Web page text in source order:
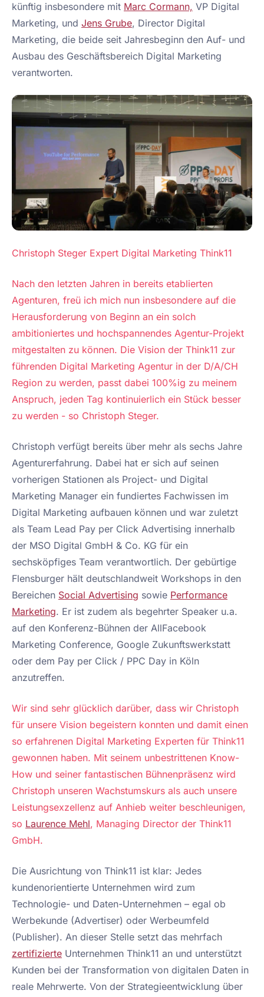
künftig insbesondere mit Marc Cormann, VP Digital
Marketing, und Jens Grube, Director Digital
Marketing, die beide seit Jahresbeginn den Auf- und
Ausbau des Geschäftsbereich Digital Marketing
verantworten.
Christoph Steger Expert Digital Marketing Think11
Nach den letzten Jahren in bereits etablierten
Agenturen, freü ich mich nun insbesondere auf die
Herausforderung von Beginn an ein solch
ambitioniertes und hochspannendes Agentur-Projekt
mitgestalten zu können. Die Vision der Think11 zur
führenden Digital Marketing Agentur in der D/A/CH
Region zu werden, passt dabei 100%ig zu meinem
Anspruch, jeden Tag kontinuierlich ein Stück besser
zu werden - so Christoph Steger.
Christoph verfügt bereits über mehr als sechs Jahre
Agenturerfahrung. Dabei hat er sich auf seinen
vorherigen Stationen als Project- und Digital
Marketing Manager ein fundiertes Fachwissen im
Digital Marketing aufbauen können und war zuletzt
als Team Lead Pay per Click Advertising innerhalb
der MSO Digital GmbH & Co. KG für ein
sechsköpfiges Team verantwortlich. Der gebürtige
Flensburger hält deutschlandweit Workshops in den
Bereichen Social Advertising sowie Performance
Marketing. Er ist zudem als begehrter Speaker u.a.
auf den Konferenz-Bühnen der AllFacebook
Marketing Conference, Google Zukunftswerkstatt
oder dem Pay per Click / PPC Day in Köln
anzutreffen.
Wir sind sehr glücklich darüber, dass wir Christoph
für unsere Vision begeistern konnten und damit einen
so erfahrenen Digital Marketing Experten für Think11
gewonnen haben. Mit seinem unbestrittenen Know-
How und seiner fantastischen Bühnenpräsenz wird
Christoph unseren Wachstumskurs als auch unsere
Leistungsexzellenz auf Anhieb weiter beschleunigen,
so Laurence Mehl, Managing Director der Think11
GmbH.
Die Ausrichtung von Think11 ist klar: Jedes
kundenorientierte Unternehmen wird zum
Technologie- und Daten-Unternehmen – egal ob
Werbekunde (Advertiser) oder Werbeumfeld
(Publisher). An dieser Stelle setzt das mehrfach
zertifizierte Unternehmen Think11 an und unterstützt
Kunden bei der Transformation von digitalen Daten in
reale Mehrwerte. Von der Strategieentwicklung über